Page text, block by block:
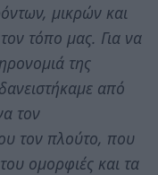
μικρών και
τόπο μας. Για να
της
από
τον
τον πλούτο, που
ομορφιές και τα